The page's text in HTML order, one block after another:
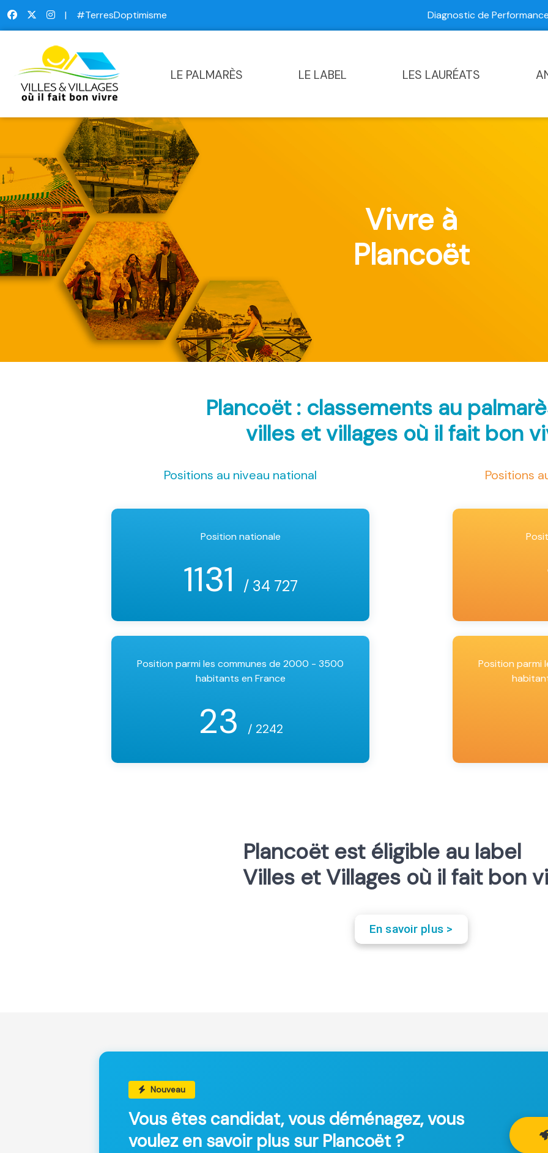
| #TerresDoptimisme Diagnostic de
LE PALMARÈS LE LABEL LES LAURÉATS
Vivre à
Plancoët
Plancoët : classements au
villes et villages où il fait bon
Positions au niveau national
Position nationale
1131 / 34 727
Position parmi les communes de 2000 - 3500
habitants en France
23 / 2242
Positions
Position parmi
Plancoët est éligible au label
Villes et Villages où il fait bon
En savoir plus >
Nouveau
Vous êtes candidat, vous déménagez, vous
voulez en savoir plus sur Plancoët ?